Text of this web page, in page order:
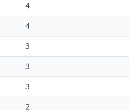
4
4
3
3
3
2